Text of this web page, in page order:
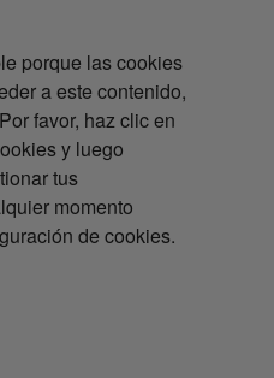
porque las cookies
a este contenido,
favor, haz clic en
y luego
tus
momento
de cookies.